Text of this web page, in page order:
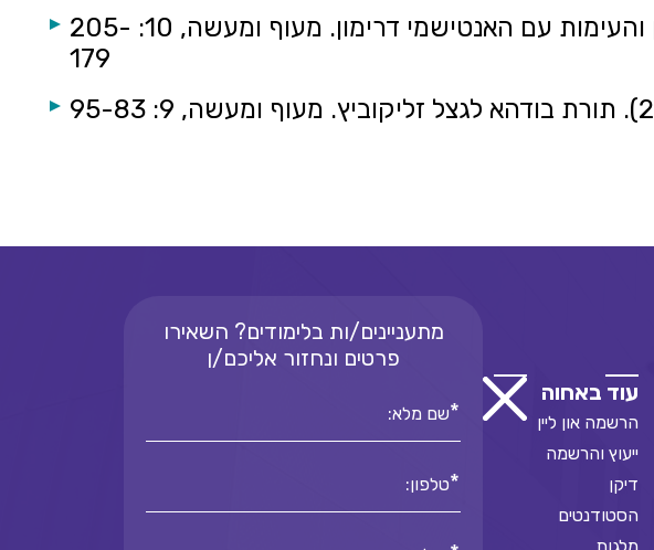
זאב גולדברג, (2004). גצל זליקוביץ – המסע לסודן, פרשת אוליביה פן והעימות עם האנטישמי דרימון. מעוף ומעשה, 10: 205-
179
עוד באחוה
הרשמה און ליין
ייעוץ והרשמה
דיקן
הסטודנטים
מתעניינים/ות בלימודים? השאירו
פרטים ונחזור אליכם/ן
שם מלא:*
טלפון:*